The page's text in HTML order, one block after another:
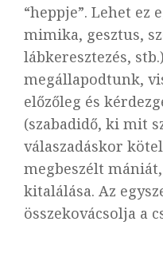
“heppje”. Lehet ez
mimika, gesztus,
lábkeresztezés,
megállapodtunk,
előzőleg és
(szabadidő, ki mit
válaszadáskor
megbeszélt
kitalálása. Az
összekovácsolja a